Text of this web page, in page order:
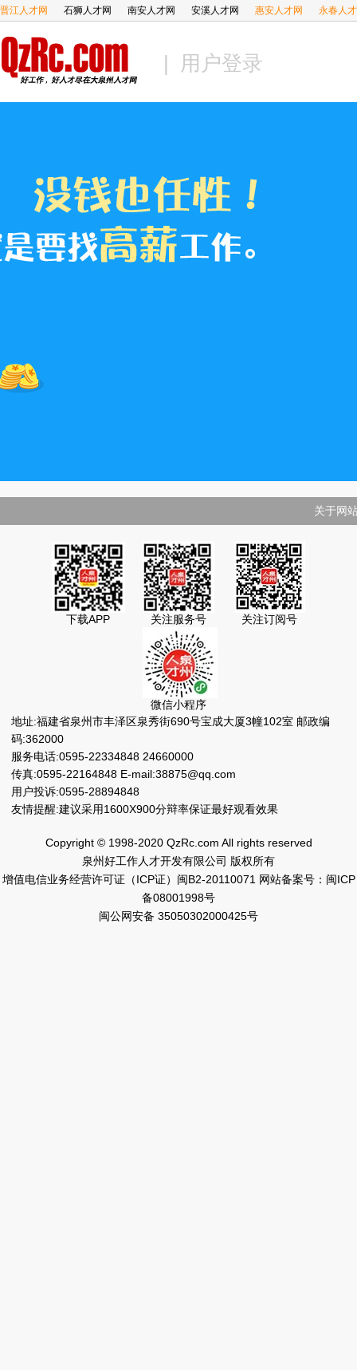
晋江人才网 石狮人才网 南安人才网 安溪人才网 惠安人才网 永春人
| 用户登录
关于网
下载APP 关注服务号 关注订阅号
微信小程序
地址:福建省泉州市丰泽区泉秀街690号宝成大厦3幢102室 邮政编
码:362000
服务电话:0595-22334848 24660000
传真:0595-22164848 E-mail:38875@qq.com
用户投诉:0595-28894848
友情提醒:建议采用1600X900分辩率保证最好观看效果
Copyright © 1998-2020 QzRc.com All rights reserved
泉州好工作人才开发有限公司 版权所有
增值电信业务经营许可证（ICP证）闽B2-20110071 网站备案号：闽ICP
备08001998号
闽公网安备 35050302000425号